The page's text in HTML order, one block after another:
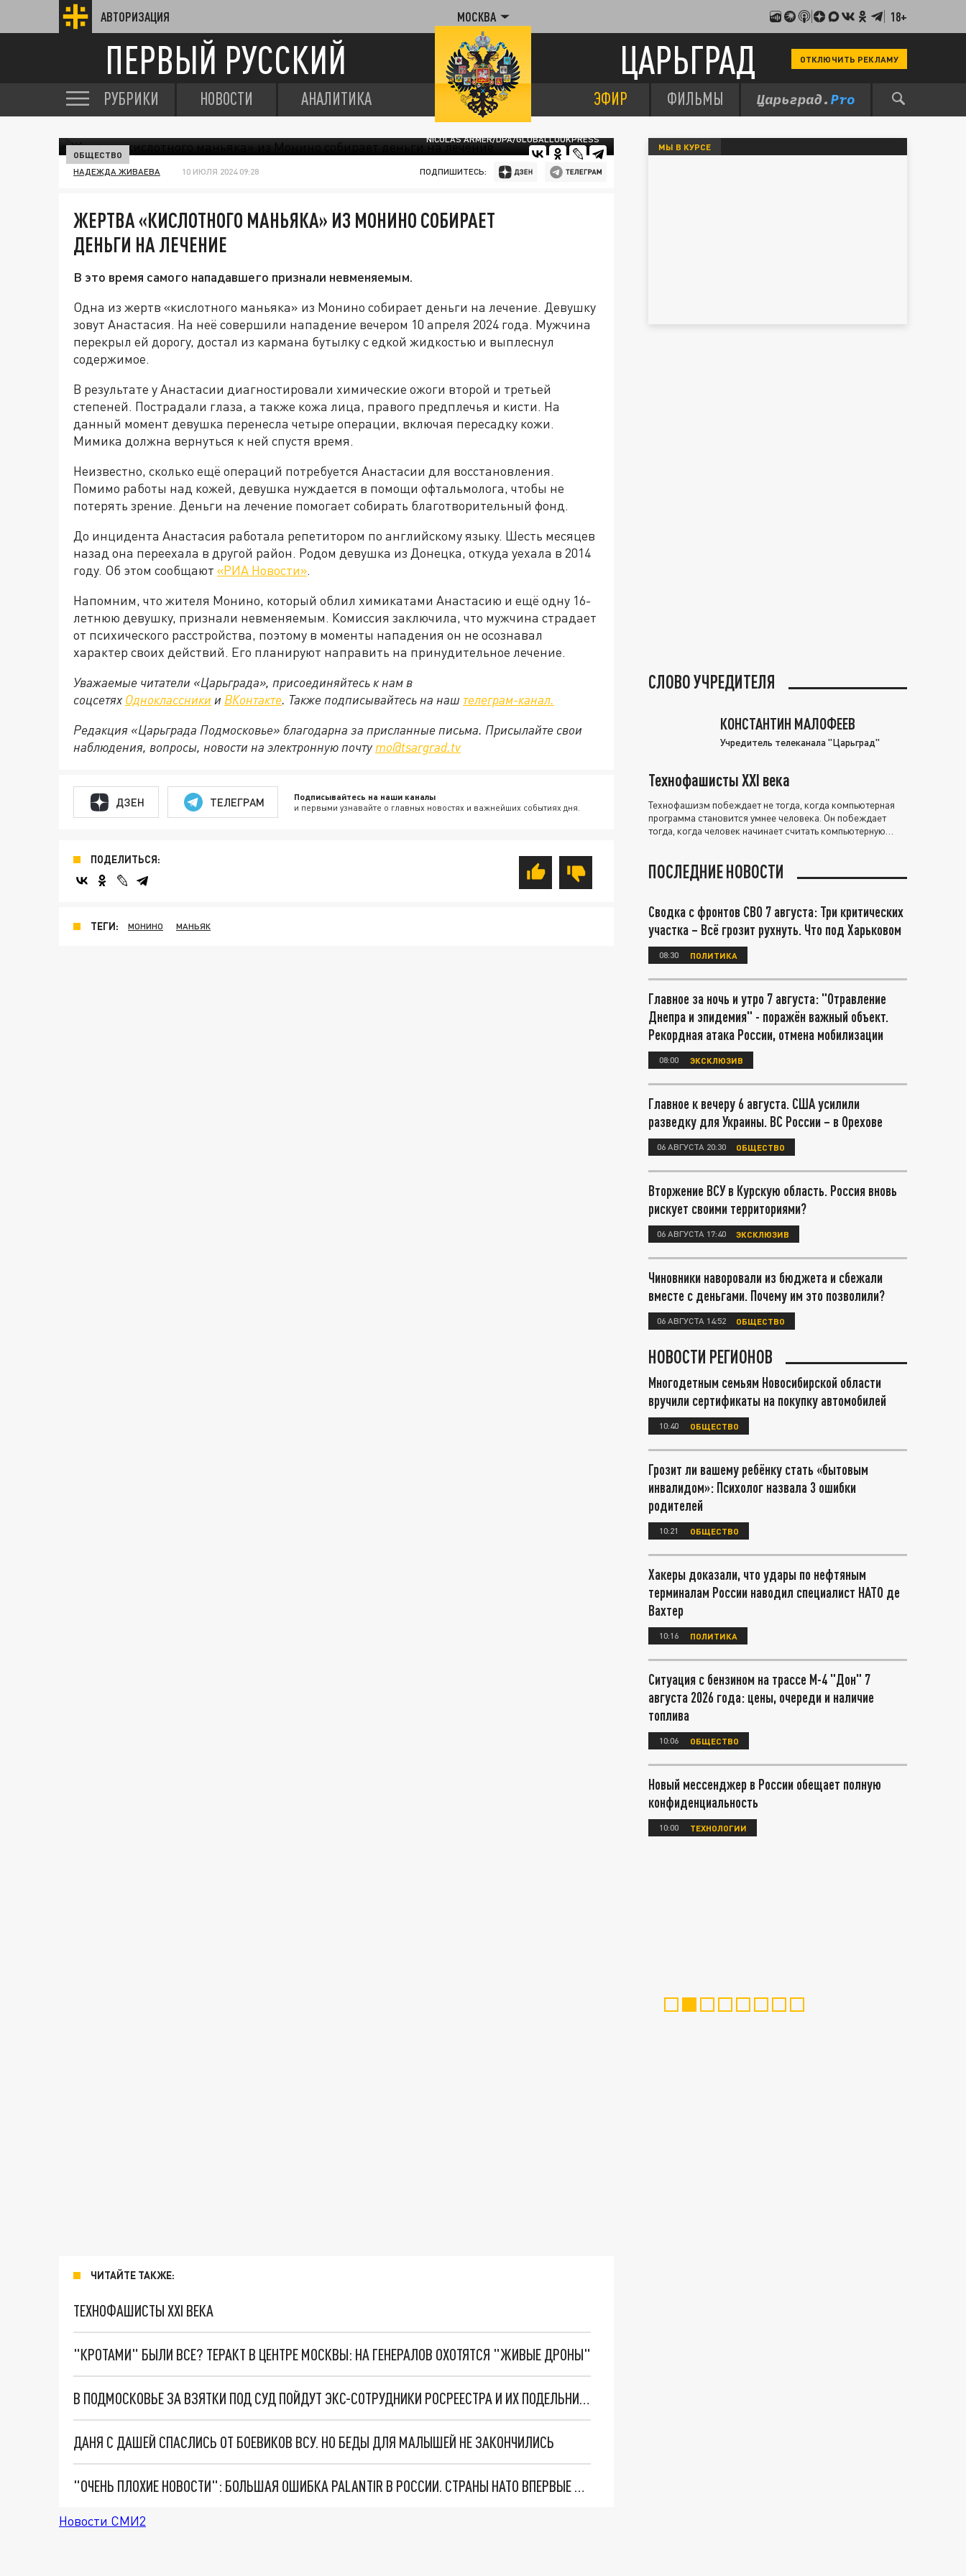
АВТОРИЗАЦИЯ МОСКВА 18+
ПЕРВЫЙ РУССКИЙ ЦАРЬГРАД ОТКЛЮЧИТЬ РЕКЛАМУ
РУБРИКИ НОВОСТИ АНАЛИТИКА ЭФИР ФИЛЬМЫ
NICOLAS ARMER/DPA/GLOBALLOOKPRESS
ОБЩЕСТВО
НАДЕЖДА ЖИВАЕВА 10 ИЮЛЯ 2024 09:28 ПОДПИШИТЕСЬ:
ЖЕРТВА «КИСЛОТНОГО МАНЬЯКА» ИЗ МОНИНО СОБИРАЕТ
ДЕНЬГИ НА ЛЕЧЕНИЕ
В это время самого нападавшего признали невменяемым.
Одна из жертв «кислотного маньяка» из Монино собирает деньги на лечение. Девушку
зовут Анастасия. На неё совершили нападение вечером 10 апреля 2024 года. Мужчина
перекрыл ей дорогу, достал из кармана бутылку с едкой жидкостью и выплеснул
содержимое.
В результате у Анастасии диагностировали химические ожоги второй и третьей
степеней. Пострадали глаза, а также кожа лица, правого предплечья и кисти. На
данный момент девушка перенесла четыре операции, включая пересадку кожи.
Мимика должна вернуться к ней спустя время.
Неизвестно, сколько ещё операций потребуется Анастасии для восстановления.
Помимо работы над кожей, девушка нуждается в помощи офтальмолога, чтобы не
потерять зрение. Деньги на лечение помогает собирать благотворительный фонд.
До инцидента Анастасия работала репетитором по английскому языку. Шесть месяцев
назад она переехала в другой район. Родом девушка из Донецка, откуда уехала в 2014
году. Об этом сообщают «РИА Новости».
Напомним, что жителя Монино, который облил химикатами Анастасию и ещё одну 16-
летнюю девушку, признали невменяемым. Комиссия заключила, что мужчина страдает
от психического расстройства, поэтому в моменты нападения он не осознавал
характер своих действий. Его планируют направить на принудительное лечение.
Уважаемые читатели «Царьграда», присоединяйтесь к нам в
соцсетях Одноклассники и ВКонтакте. Также подписывайтесь на наш телеграм-канал.
Редакция «Царьграда Подмосковье» благодарна за присланные письма. Присылайте свои
наблюдения, вопросы, новости на электронную почту mo@tsargrad.tv
ДЗЕН ТЕЛЕГРАМ Подписывайтесь на наши каналы
и первыми узнавайте о главных новостях и важнейших событиях дня.
ПОДЕЛИТЬСЯ:
ТЕГИ: МОНИНО МАНЬЯК
ЧИТАЙТЕ ТАКЖЕ:
ТЕХНОФАШИСТЫ XXI ВЕКА
"КРОТАМИ" БЫЛИ ВСЕ? ТЕРАКТ В ЦЕНТРЕ МОСКВЫ: НА ГЕНЕРАЛОВ ОХОТЯТСЯ "ЖИВЫЕ ДРОНЫ"
В ПОДМОСКОВЬЕ ЗА ВЗЯТКИ ПОД СУД ПОЙДУТ ЭКС-СОТРУДНИКИ РОСРЕЕСТРА И ИХ ПОДЕЛЬНИКИ
ДАНЯ С ДАШЕЙ СПАСЛИСЬ ОТ БОЕВИКОВ ВСУ. НО БЕДЫ ДЛЯ МАЛЫШЕЙ НЕ ЗАКОНЧИЛИСЬ
"ОЧЕНЬ ПЛОХИЕ НОВОСТИ": БОЛЬШАЯ ОШИБКА PALANTIR В РОССИИ. СТРАНЫ НАТО ВПЕРВЫЕ ЗА СВО ОСТАНОВИЛИ ПОСТАВКИ ОРУЖИЯ. ВСУ ТЕРЯЮТ ПРИГРАНИЧЬЕ?
Новости СМИ2
МЫ В КУРСЕ
СЛОВО УЧРЕДИТЕЛЯ
КОНСТАНТИН МАЛОФЕЕВ
Учредитель телеканала "Царьград"
Технофашисты XXI века
Технофашизм побеждает не тогда, когда компьютерная
программа становится умнее человека. Он побеждает
тогда, когда человек начинает считать компьютерную
ПОСЛЕДНИЕ НОВОСТИ
Сводка с фронтов СВО 7 августа: Три критических
участка – Всё грозит рухнуть. Что под Харьковом
08:30 ПОЛИТИКА
Главное за ночь и утро 7 августа: "Отравление
Днепра и эпидемия" - поражён важный объект.
Рекордная атака России, отмена мобилизации
08:00 ЭКСКЛЮЗИВ
Главное к вечеру 6 августа. США усилили
разведку для Украины. ВС России – в Орехове
06 АВГУСТА 20:30 ОБЩЕСТВО
Вторжение ВСУ в Курскую область. Россия вновь
рискует своими территориями?
06 АВГУСТА 17:40 ЭКСКЛЮЗИВ
Чиновники наворовали из бюджета и сбежали
вместе с деньгами. Почему им это позволили?
06 АВГУСТА 14:52 ОБЩЕСТВО
НОВОСТИ РЕГИОНОВ
Многодетным семьям Новосибирской области
вручили сертификаты на покупку автомобилей
10:40 ОБЩЕСТВО
Грозит ли вашему ребёнку стать «бытовым
инвалидом»: Психолог назвала 3 ошибки
родителей
10:21 ОБЩЕСТВО
Хакеры доказали, что удары по нефтяным
терминалам России наводил специалист НАТО де
Вахтер
10:16 ПОЛИТИКА
Ситуация с бензином на трассе М-4 "Дон" 7
августа 2026 года: цены, очереди и наличие
топлива
10:06 ОБЩЕСТВО
Новый мессенджер в России обещает полную
конфиденциальность
10:00 ТЕХНОЛОГИИ